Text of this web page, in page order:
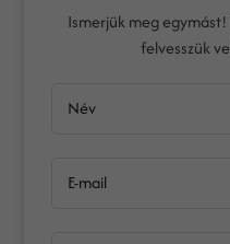
Ismerjük meg
felvesszük
Név
E-mail